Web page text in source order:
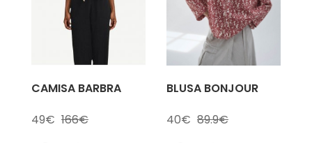
CAMISA BARBRA
49 166
BLUSA BONJOUR
40 89.9